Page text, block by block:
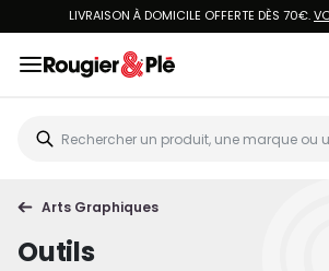
LIVRAISON À DOMICILE OFFERTE DÈS 70€.
Arts Graphiques
Outils